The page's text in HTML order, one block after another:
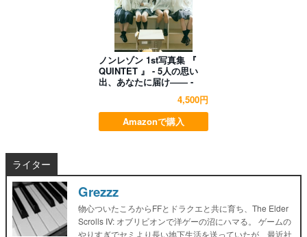
ノンレゾン 1st写真集 『
QUINTET 』 - 5人の思い
出、あなたに届け―― -
4,500円
Amazonで購入
ライター
Grezzz
物心ついたころからFFとドラクエと共に育ち、The Elder
Scrolls IV: オブリビオンで洋ゲーの沼にハマる。 ゲームの
やりすぎでセミより長い地下生活を送っていたが、最近社